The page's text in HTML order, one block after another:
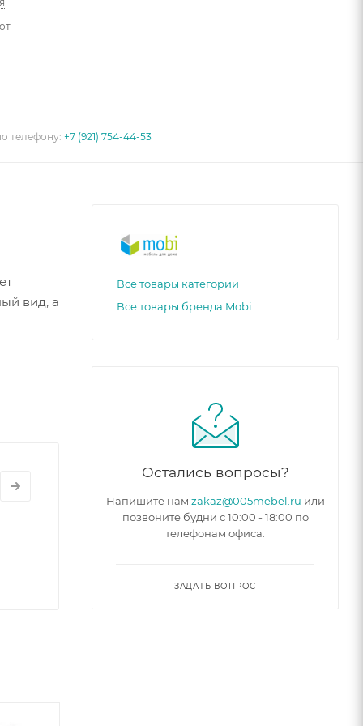
телефону:+7 (921) 754-44-53
вид, а
Все товары категории
Все товары бренда Mobi
Остались вопросы?
Напишите нам zakaz@005mebel.ru или
позвоните будни с 10:00 - 18:00 по
телефонам офиса.
ЗАДАТЬ ВОПРОС